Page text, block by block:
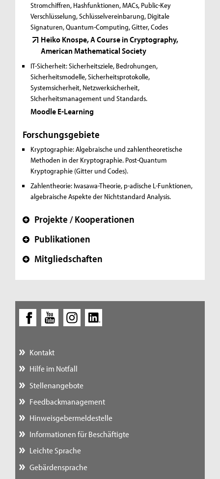
Stromchiffren, Hashfunktionen, MACs, Public-Key
Verschlüsselung, Schlüsselvereinbarung, Digitale
Signaturen, Quantum-Computing, Gitter, Codes
Heiko Knospe, A Course in Cryptography,
American Mathematical Society
IT-Sicherheit:Sicherheitsziele, Bedrohungen,
Sicherheitsmodelle, Sicherheitsprotokolle,
Systemsicherheit, Netzwerksicherheit,
SIcherheitsmanagement und Standards.
Moodle E-Learning
Forschungsgebiete
Kryptographie:Algebraische und zahlentheoretische
Methoden in der Kryptographie. Post-Quantum
Kryptographie (Gitter und Codes).
Zahlentheorie: Iwasawa-Theorie, p-adische L-Funktionen,
algebraische Aspekte der Nichtstandard Analysis.
+ Projekte / Kooperationen
+ Publikationen
+ Mitgliedschaften
Kontakt
Hilfe im Notfall
Stellenangebote
Feedbackmanagement
Hinweisgebermeldestelle
Informationen für Beschäftigte
Leichte Sprache
Gebärdensprache